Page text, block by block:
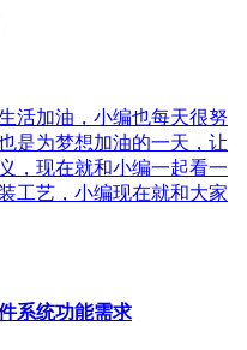
活加油，小编也每天很努
是为梦想加油的一天，让
，现在就和小编一起看一
工艺，小编现在就和大家
系统功能需求